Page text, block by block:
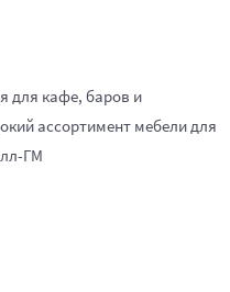
для кафе, баров и
ассортимент мебели для
ГМ